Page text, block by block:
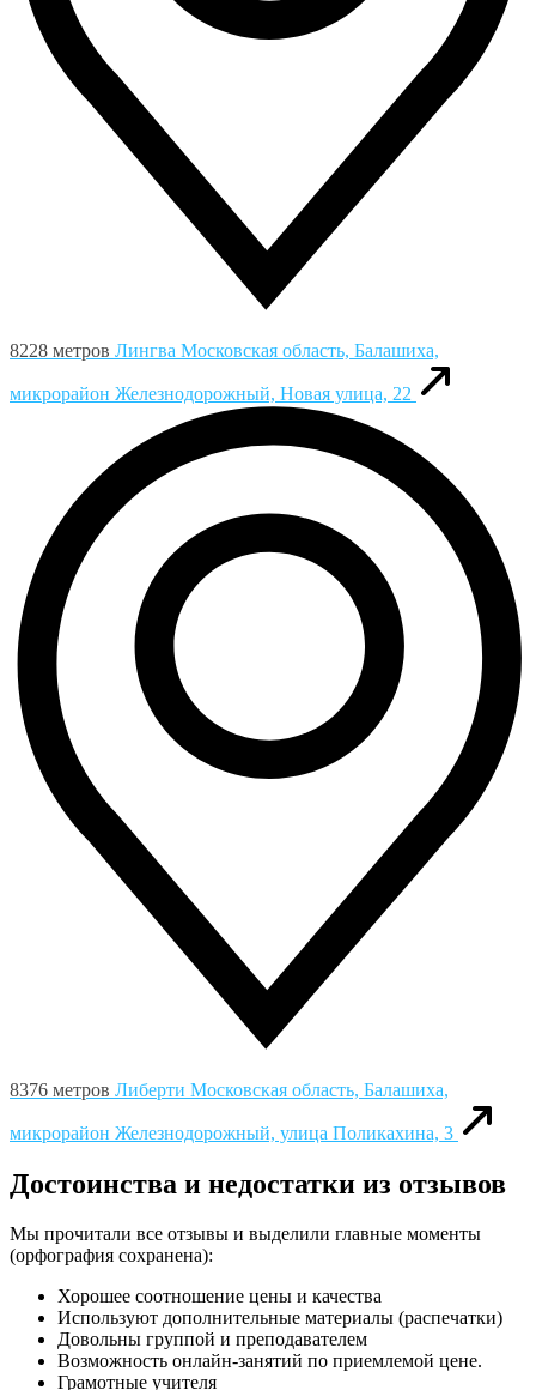
8228 метров Лингва Московская область, Балашиха,
микрорайон Железнодорожный, Новая улица, 22
8376 метров Либерти Московская область, Балашиха,
микрорайон Железнодорожный, улица Поликахина, 3
Достоинства и недостатки из отзывов
Мы прочитали все отзывы и выделили главные моменты
(орфография сохранена):
Хорошее соотношение цены и качества
Используют дополнительные материалы (распечатки)
Довольны группой и преподавателем
Возможность онлайн-занятий по приемлемой цене.
Грамотные учителя